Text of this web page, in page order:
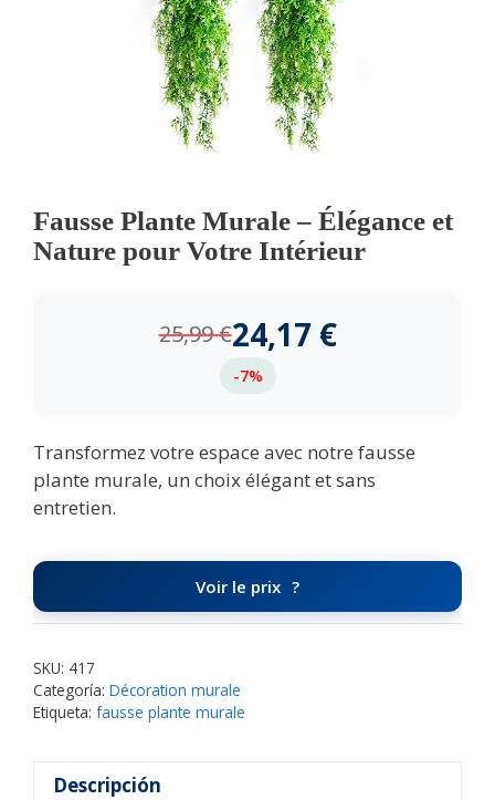
Fausse Plante Murale – Élégance et
Nature pour Votre Intérieur
25,99€24,17 €
-7%
Transformez votre espace avec notre fausse
plante murale, un choix élégant et sans
entretien.
Voir le prix
SKU: 417
Categoría: Décoration murale
Etiqueta: fausse plante murale
Descripción